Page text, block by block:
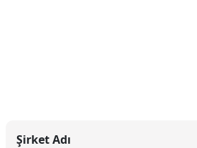
Şirket Adı